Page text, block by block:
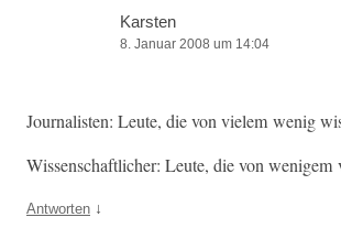
Karsten
8. Januar 2008 um 14:04
Jour­nal­is­ten: Leute, die von vielem wenig
Wis­senschaftlich­er: Leute, die von wenigem
Antworten ↓